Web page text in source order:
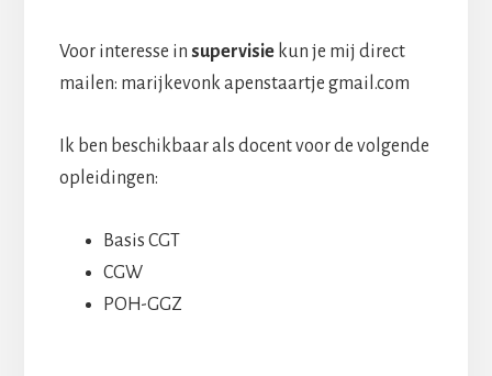
Voor interesse in supervisiekun je mij direct
mailen: marijkevonk apenstaartje gmail.com
Ik ben beschikbaar als docent voor de volgende
opleidingen:
Basis CGT
CGW
POH-GGZ